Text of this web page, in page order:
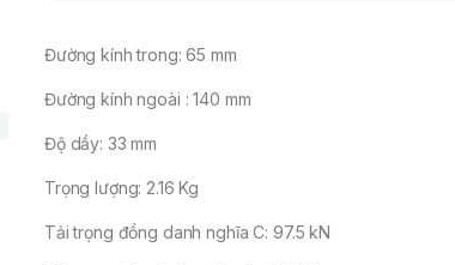
Đường kính trong: 65 mm
Đường kính ngoài : 140 mm
Độ dầy: 33 mm
Trọng lượng: 2.16 Kg
Tải trọng đồng danh nghĩa C: 97.5 kN